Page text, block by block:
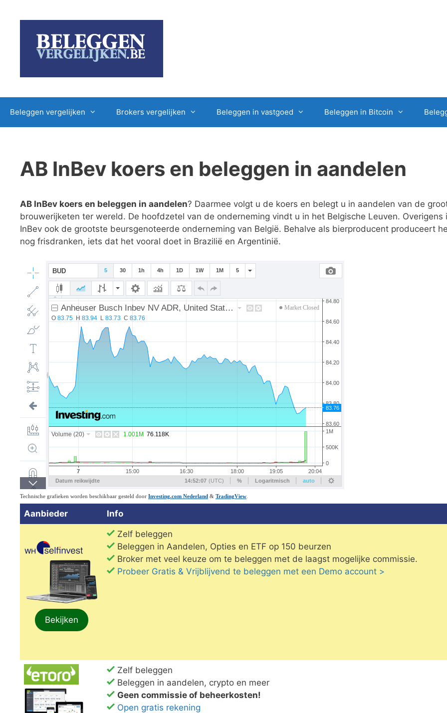
Beleggen vergelijken Brokers vergelijken Beleggen in vastgoed Beleggen in Bitcoin
AB InBev koers en beleggen in aandelen
AB InBev koers en beleggen in aandelen? Daarmee volgt u de koers en belegt u in aandelen van de
brouwerijketen ter wereld. De hoofdzetel van de onderneming vindt u in het Belgische Leuven. Overigens
InBev ook de grootste beursgenoteerde onderneming van België. Behalve als bierproducent produceert
nog frisdranken, iets dat het vooral doet in Brazilië en Argentinië.
Aanbieder Info
Bekijken
Zelf beleggen
Beleggen in Aandelen, Opties en ETF op 150 beurzen
Broker met veel keuze om te beleggen met de laagst mogelijke commissie.
Probeer Gratis & Vrijblijvend te beleggen met een Demo account >
Zelf beleggen
Beleggen in aandelen, crypto en meer
Geen commissie of beheerkosten!
Open gratis rekening